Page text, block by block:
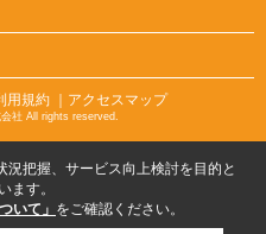
用規約 ｜アクセスマップ
社 All rights reserved.
把握、サービス向上検討を目的と
ます。
いて」 をご確認ください。